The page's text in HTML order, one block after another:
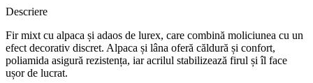
Descriere
Fir mixt cu alpaca și adaos de lurex, care combină moliciunea cu un
efect decorativ discret. Alpaca și lâna oferă căldură și confort,
poliamida asigură rezistența, iar acrilul stabilizează firul și îl face
ușor de lucrat.